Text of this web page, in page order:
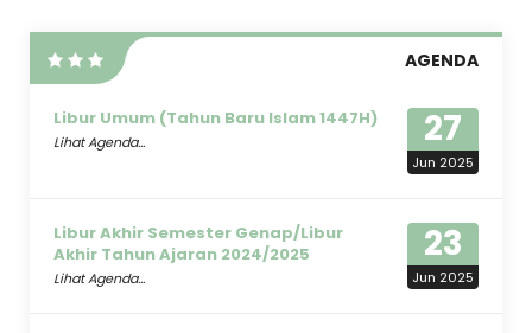
AGENDA
27
Jun 2025
Libur Umum (Tahun Baru Islam 1447H)
Lihat Agenda...
23
Jun 2025
Libur Akhir Semester Genap/Libur
Akhir Tahun Ajaran 2024/2025
Lihat Agenda...